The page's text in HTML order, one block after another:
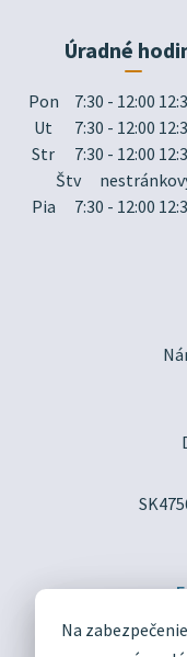
Na
Úradné
Pon
7:30 - 12:00
Ut
7:30 - 12:00
Str
7:30 - 12:00
Štv
Pia
7:30 - 12:00